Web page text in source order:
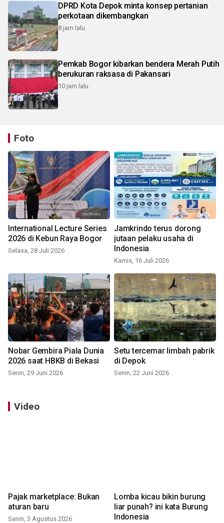
DPRD Kota Depok minta konsep pertanian
perkotaan dikembangkan
8 jam lalu
Pemkab Bogor kibarkan bendera Merah Putih
berukuran raksasa di Pakansari
10 jam lalu
Foto
International Lecture Series
2026 di Kebun Raya Bogor
Selasa, 28 Juli 2026
Jamkrindo terus dorong
jutaan pelaku usaha di
Indonesia
Kamis, 16 Juli 2026
Nobar Gembira Piala Dunia
2026 saat HBKB di Bekasi
Senin, 29 Juni 2026
Setu tercemar limbah pabrik
di Depok
Senin, 22 Juni 2026
Video
Pajak marketplace: Bukan
aturan baru
Senin, 3 Agustus 2026
Lomba kicau bikin burung
liar punah? ini kata Burung
Indonesia